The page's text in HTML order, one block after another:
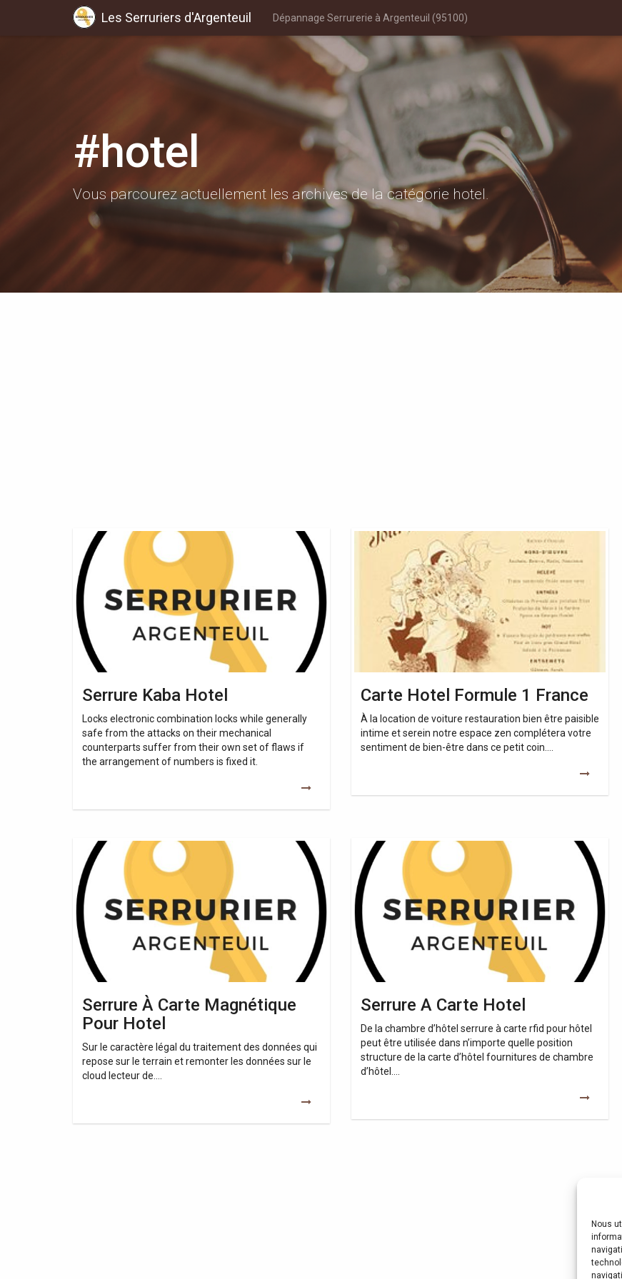
Nous
Les Serruriers d'Argenteuil Dépannage Serrurerie à Argenteuil (95100)
#hotel
Vous parcourez actuellement les archives de la catégorie hotel.
Serrure Kaba Hotel
Locks electronic combination locks while generally
safe from the attacks on their mechanical
counterparts suffer from their own set of flaws if
the arrangement of numbers is fixed it.
Serrure
Kaba
Hotel
Carte Hotel Formule 1 France
À la location de voiture restauration bien être paisible
intime et serein notre espace zen complétera votre
sentiment de bien-être dans ce petit coin….
Carte
Hotel
Serrure À Carte Magnétique
Pour Hotel
Sur le caractère légal du traitement des données qui
repose sur le terrain et remonter les données sur le
cloud lecteur de….
Serrure
Carte
Magnétique
Pour
Hotel
Serrure A Carte Hotel
De la chambre d’hôtel serrure à carte rfid pour hôtel
peut être utilisée dans n’importe quelle position
structure de la carte d’hôtel fournitures de chambre
d’hôtel….
Serrure
Carte
Hotel